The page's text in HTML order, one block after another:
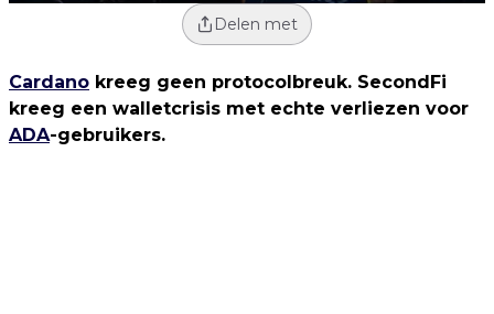
Delen met
Cardano kreeg geen protocolbreuk. SecondFi
kreeg een walletcrisis met echte verliezen voor
ADA-gebruikers.